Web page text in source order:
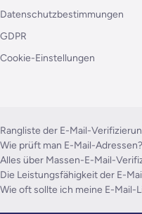
Datenschutzbestimmungen
GDPR
Cookie-Einstellungen
Rangliste der E-Mail-
Wie prüft man E-Mail-Adressen?
Alles über Massen-E-Mail-
Die Leistungsfähigkeit der E-
Wie oft sollte ich meine E-Mail-